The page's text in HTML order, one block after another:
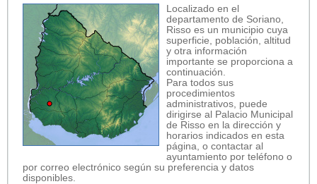
Localizado en el
departamento de Soriano,
Risso es un municipio cuya
superficie, población, altitud
y otra información
importante se proporciona a
continuación.
Para todos sus
procedimientos
administrativos, puede
dirigirse al Palacio Municipal
de Risso en la dirección y
horarios indicados en esta
página, o contactar al
ayuntamiento por teléfono o
por correo electrónico según su preferencia y datos
disponibles.